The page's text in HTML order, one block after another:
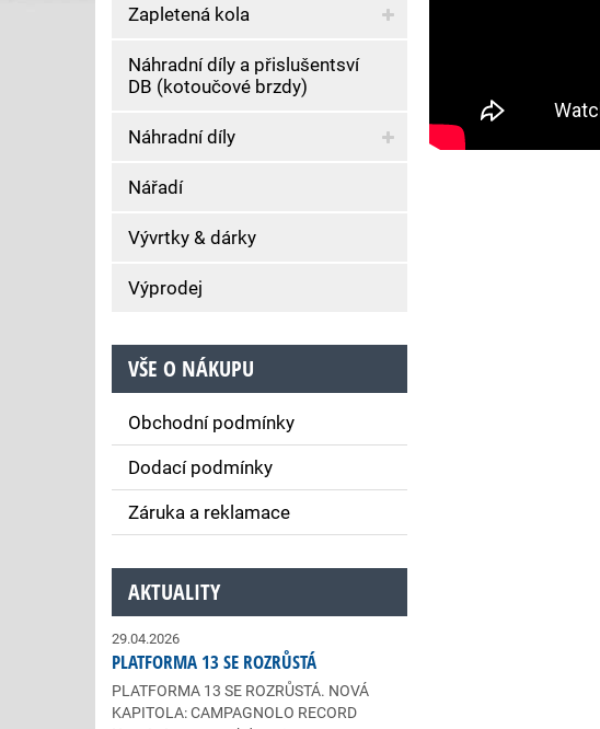
Zapletená kola
Náhradní díly a přislušentsví
DB (kotoučové brzdy)
Náhradní díly
Nářadí
Vývrtky & dárky
Výprodej
VŠE O NÁKUPU
Obchodní podmínky
Dodací podmínky
Záruka a reklamace
AKTUALITY
29.04.2026
PLATFORMA 13 SE ROZRŮSTÁ
PLATFORMA 13 SE ROZRŮSTÁ. NOVÁ
KAPITOLA: CAMPAGNOLO RECORD